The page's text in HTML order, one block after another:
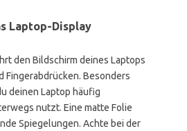
Laptop-Display
den Bildschirm deines Laptops
Fingerabdrücken. Besonders
deinen Laptop häufig
nutzt. Eine matte Folie
Spiegelungen. Achte bei der